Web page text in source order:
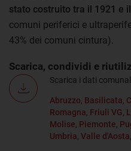
stato costruito tra il 1921 e
comuni periferici e
43% dei comuni cintura).
Scarica, condividi e
Scarica i dati
Abruzzo Basilicata
Romagna Friuli VG
Molise Piemonte
Umbria Valle d'Aosta